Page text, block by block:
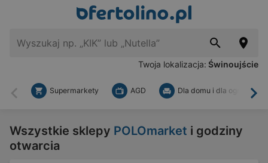
Twoja lokalizacja: Świnoujście
Wstecz
Supermarkety AGD Dla domu i dla ogrodu
Wszystkie sklepy POLOmarket i godziny
otwarcia